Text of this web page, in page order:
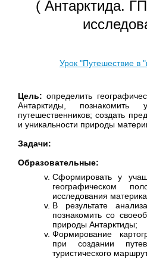
( Антарктида.
Урок "Путешествие в
Цель:определить
Антарктиды,
путешественников; создать
и уникальности природы
Задачи:
Образовательные:
Сформировать у
географическом
исследования
В результате
познакомить со
природы Антарктиды;
Формирование
при создании
туристического